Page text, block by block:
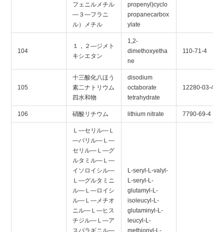
フェニルメチル
―３―フラニ
ル）メチル
propenyl)cyclo
propanecarbox
ylate
104
１，２―ジメト
キシエタン
1,2-
dimethoxyetha
ne
110-71-4
105
十三酸化八ほう
素二ナトリウム
四水和物
disodium
octaborate
tetrahydrate
12280-03-4
106 硝酸リチウム lithium nitrate 7790-69-4
Ｌ―セリル―Ｌ
―バリル―Ｌ―
セリル―Ｌ―グ
ルタミル―Ｌ―
イソロイシル―
Ｌ―グルタミニ
ル―Ｌ―ロイシ
ル―Ｌ―メチオ
ニル―Ｌ―ヒス
チジル―Ｌ―ア
スパラギニル―
L-seryl-L-valyl-
L-seryl-L-
glutamyl-L-
isoleucyl-L-
glutaminyl-L-
leucyl-L-
methionyl-L-